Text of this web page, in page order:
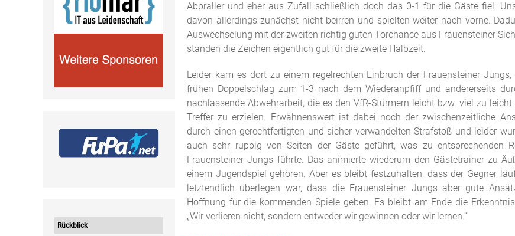
Rückblick
Abpraller und eher aus Zufall schließlich doch das 0-1 für die Gäste fiel.
davon allerdings zunächst nicht beirren und spielten weiter nach vorne.
Auswechselung mit der zweiten richtig guten Torchance aus Frauensteiner
standen die Zeichen eigentlich gut für die zweite Halbzeit.
Leider kam es dort zu einem regelrechten Einbruch der Frauensteiner
frühen Doppelschlag zum 1-3 nach dem Wiederanpfiff und andererseits
nachlassende Abwehrarbeit, die es den VfR-Stürmern leicht bzw. viel zu
Treffer zu erzielen. Erwähnenswert ist dabei noch der zwischenzeitliche
durch einen gerechtfertigten und sicher verwandelten Strafstoß und leider
auch sehr ruppig von Seiten der Gäste geführt, was zu entsprechenden
Frauensteiner Jungs führte. Das animierte wiederum den Gästetrainer zu
einem Jugendspiel gehören. Aber es bleibt festzuhalten, dass der Gegner
letztendlich überlegen war, dass die Frauensteiner Jungs aber gute
Hoffnung für die kommenden Spiele geben. Es bleibt am Ende die
„Wir verlieren nicht, sondern entweder wir gewinnen oder wir lernen.“